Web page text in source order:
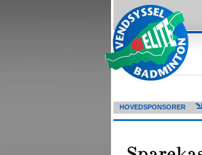
HOVEDSPONSORER